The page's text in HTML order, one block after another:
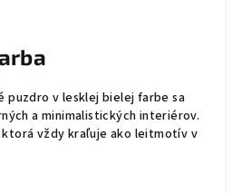
puzdro v lesklej bielej farbe sa
a minimalistických interiérov.
ktorá vždy kraľuje ako leitmotív v